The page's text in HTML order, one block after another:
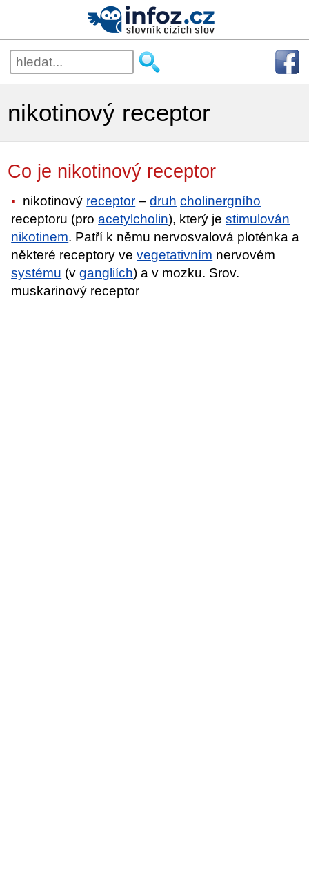
nikotinový receptor
Co je nikotinový receptor
nikotinový receptor –druh cholinergního
receptoru (proacetylcholin), který jestimulován
nikotinem. Patří k němu nervosvalová ploténka a
některé receptory vevegetativním nervovém
systému (vgangliích) a v mozku. Srov.
muskarinový receptor